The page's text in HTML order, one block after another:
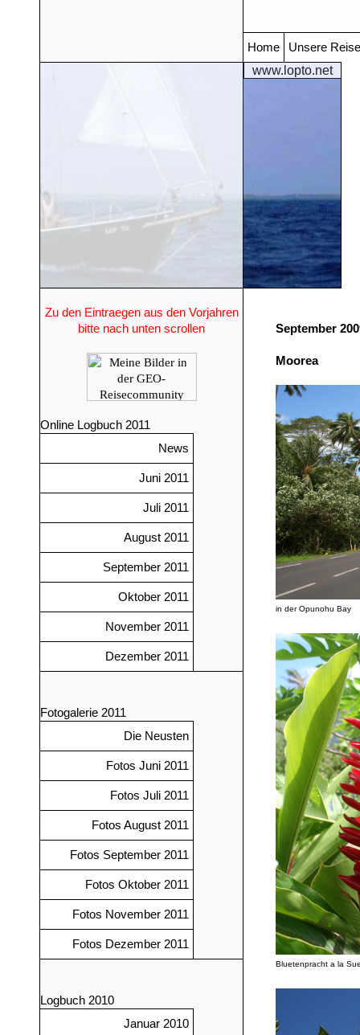
Home Unsere Reise
www.lopto.net
Zu den Eintraegen aus den Vorjahren
bitte nach unten scrollen
Online Logbuch 2011
News
Juni 2011
Juli 2011
August 2011
September 2011
Oktober 2011
November 2011
Dezember 2011
Fotogalerie 2011
Die Neusten
Fotos Juni 2011
Fotos Juli 2011
Fotos August 2011
Fotos September 2011
Fotos Oktober 2011
Fotos November 2011
Fotos Dezember 2011
Logbuch 2010
Januar 2010
September
Moorea
in derOpunohu Bay
Bluetenpracht a la